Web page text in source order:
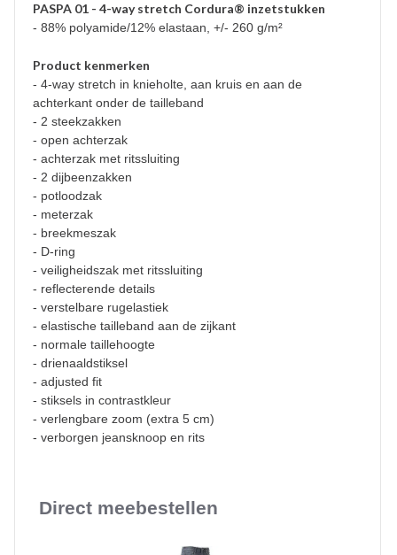
PASPA 01 - 4-way stretch Cordura® inzetstukken
- 88% polyamide/12% elastaan, +/- 260 g/m²
Product kenmerken
- 4-way stretch in knieholte, aan kruis en aan de
achterkant onder de tailleband
- 2 steekzakken
- open achterzak
- achterzak met ritssluiting
- 2 dijbeenzakken
- potloodzak
- meterzak
- breekmeszak
- D-ring
- veiligheidszak met ritssluiting
- reflecterende details
- verstelbare rugelastiek
- elastische tailleband aan de zijkant
- normale taillehoogte
- drienaaldstiksel
- adjusted fit
- stiksels in contrastkleur
- verlengbare zoom (extra 5 cm)
- verborgen jeansknoop en rits
Slideshow
Direct meebestellen